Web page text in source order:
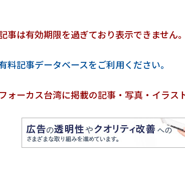
事は有効期限を過ぎており表示できません。
料記事データベースをご利用ください。
ォーカス台湾に掲載の記事・写真・イラス